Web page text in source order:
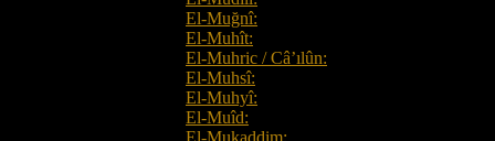
El-Muğnî:
El-Muhît:
El-Muhric / Câ’ılûn:
El-Muhsî:
El-Muhyî:
El-Muîd:
El-Mukaddim: